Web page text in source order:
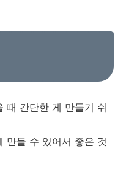
때 간단한 게 만들기 쉬
만들 수 있어서 좋은 것